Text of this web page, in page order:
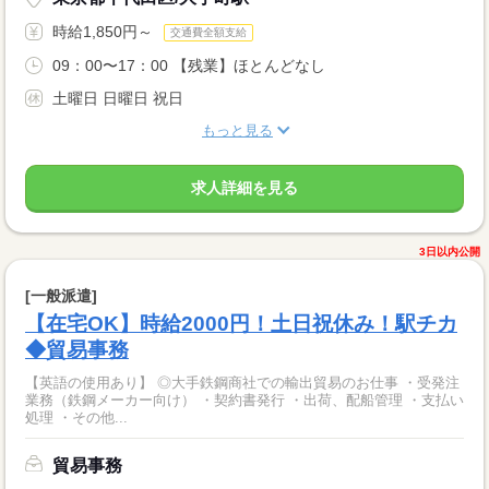
時給1,850円～ 交通費全額支給
09：00〜17：00 【残業】ほとんどなし
土曜日 日曜日 祝日
もっと見る
求人詳細を見る
3日以内公開
[一般派遣]
【在宅OK】時給2000円！土日祝休み！駅チカ
◆貿易事務
【英語の使用あり】 ◎大手鉄鋼商社での輸出貿易のお仕事 ・受発注
業務（鉄鋼メーカー向け） ・契約書発行 ・出荷、配船管理 ・支払い
処理 ・その他...
貿易事務